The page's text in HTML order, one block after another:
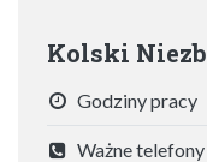
Kolski
Godziny pracy
Ważne telefony